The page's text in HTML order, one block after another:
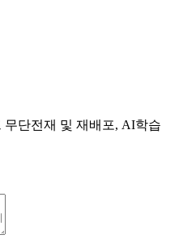
단전재 및 재배포, AI학습